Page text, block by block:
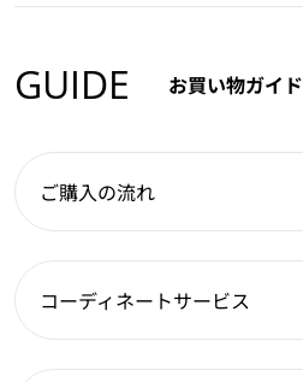
GUIDE お買い物ガイド
ご購入の流れ
コーディネートサービス